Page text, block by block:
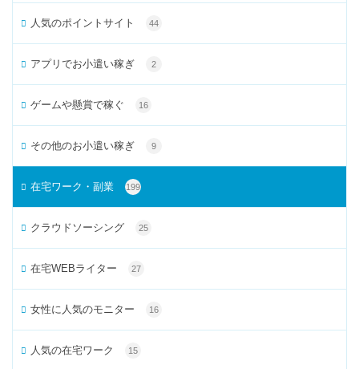
人気のポイントサイト 44
アプリでお小遣い稼ぎ 2
ゲームや懸賞で稼ぐ 16
その他のお小遣い稼ぎ 9
在宅ワーク・副業 199
クラウドソーシング 25
在宅WEBライター 27
女性に人気のモニター 16
人気の在宅ワーク 15